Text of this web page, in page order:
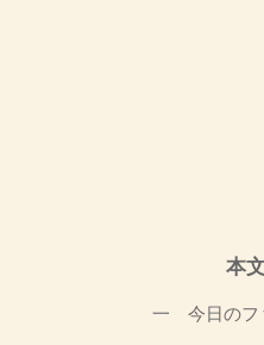
本
一 今日のファシズ